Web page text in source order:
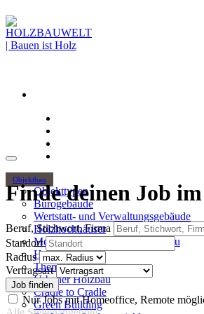
Objektbau
Objekttypen
Bürogebäude
Wertstatt- und Verwaltungsgebäude
Holzhochhäuser
Mehrgeschossiger Wohnungsbau
Hallenbau
Themen
Urbaner Holzbau
Cradle to Cradle
Green Building
Finde deinen Job
Beruf, Stichwort, Firma
Standort
Radius
Vertragsart
Nur Jobs mit Homeoffice, Remote